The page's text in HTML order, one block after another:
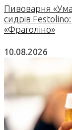
Пивоварня
сидрів
«Фраголіно»
10.08.2026